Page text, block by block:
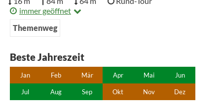
immer geöffnet
Themenweg
Beste Jahreszeit
Jan Feb Mär Apr Mai Jun
Jul Aug Sep Okt Nov Dez